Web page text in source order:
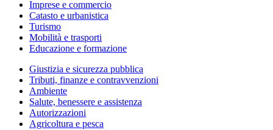
Imprese e commercio
Catasto e urbanistica
Turismo
Mobilità e trasporti
Educazione e formazione
Giustizia e sicurezza pubblica
Tributi, finanze e contravvenzioni
Ambiente
Salute, benessere e assistenza
Autorizzazioni
Agricoltura e pesca